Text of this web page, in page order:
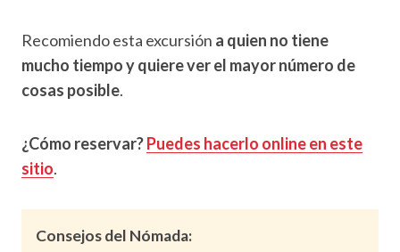
Recomiendo esta excursión a quien no tiene
mucho tiempo y quiere ver el mayor número de
cosas posible.
¿Cómo reservar?Puedes hacerlo online en este
sitio.
Consejos del Nómada: